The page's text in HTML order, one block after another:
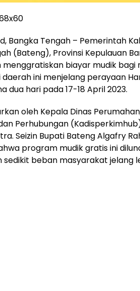
Bangka Tengah – Pemerintah
(Bateng), Provinsi Kepulauan
menggratiskan biayar mudik bagi
ini menjelang perayaan
dua hari pada 17-18 April 2023.
oleh Kepala Dinas
Perhubungan
Seizin Bupati Bateng Algafry
program mudik gratis ini
sedikit beban masyarakat jelang